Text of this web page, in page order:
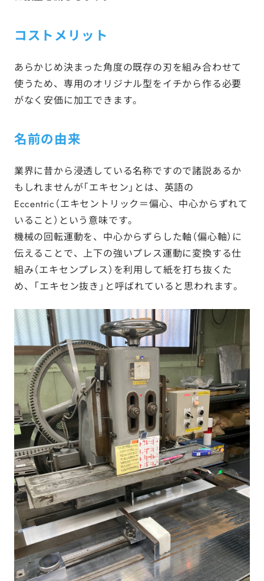
コストメリット
あらかじめ決まった角度の既存の刃を組み合わせて
使うため、専用のオリジナル型をイチから作る必要
がなく安価に加工できます。
名前の由来
業界に昔から浸透している名称ですので諸説あるか
もしれませんが「エキセン」とは、英語の
Eccentric（エキセントリック＝偏心、中心からずれて
いること）という意味です。
機械の回転運動を、中心からずらした軸（偏心軸）に
伝えることで、上下の強いプレス運動に変換する仕
組み（エキセンプレス）を利用して紙を打ち抜くた
め、「エキセン抜き」と呼ばれていると思われます。